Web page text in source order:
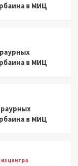
в МИЦ
в МИЦ
в МИЦ
центра